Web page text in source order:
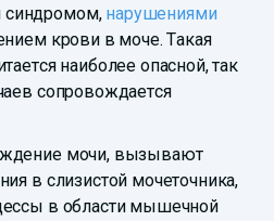
нарушениями
крови в моче. Такая
наиболее опасной, так
сопровождается
мочи, вызывают
в слизистой мочеточника,
в области мышечной